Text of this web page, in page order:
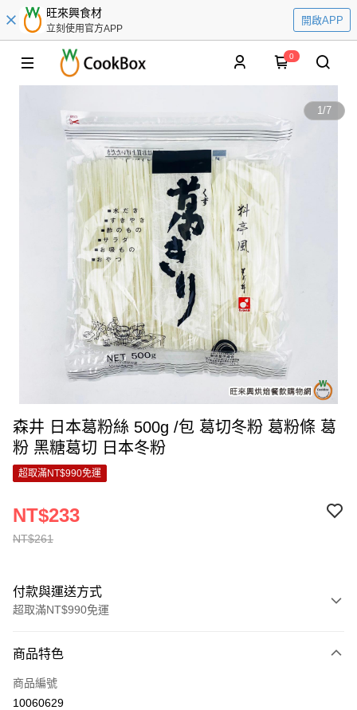
旺來興食材
立刻使用官方APP
開啟APP
0
1/7
森井 日本葛粉絲 500g /包 葛切冬粉 葛粉條 葛
粉 黑糖葛切 日本冬粉
超取滿NT$990免運
NT$261
NT$233
付款與運送方式
超取滿NT$990免運
信用卡一次付款
超商取貨付款
商品特色
商品編號
10060629